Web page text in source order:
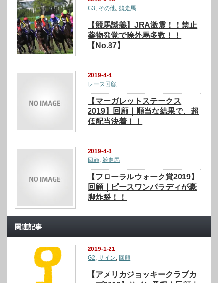
G3 その他 ,競走馬
【競馬談義】JRA激震！！禁止
薬物発覚で除外馬多数！！
【No.87】
2019-4-4
レース回顧
【マーガレットステークス
2019】回顧｜順当な結果で、超
低配当決着！！
2019-4-3
回顧,競走馬
【フローラルウォーク賞2019】
回顧｜ピースワンパラディが豪
脚炸裂！！
関連記事
2019-1-21
G2,サイン, 回顧
【アメリカジョッキークラブカ